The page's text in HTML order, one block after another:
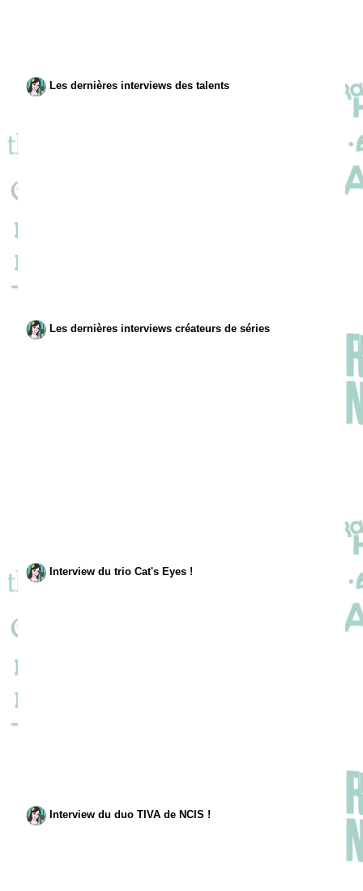
Les dernières interviews des talents
Les dernières interviews créateurs de séries
Interview du trio Cat's Eyes !
Interview du duo TIVA de NCIS !